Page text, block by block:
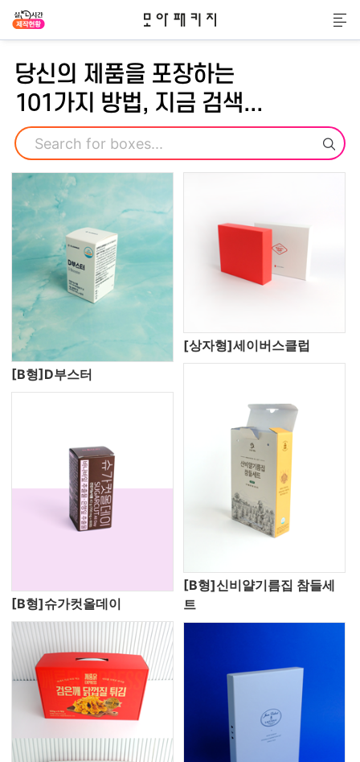
모아패키지
메
당신의 제품을 포장하는
101가지 방법, 지금 검색...
검색
[B형]D부스터
[상자형]세이버스클럽
[B형]슈가컷올데이
[B형]신비얄기름집 참들세
트